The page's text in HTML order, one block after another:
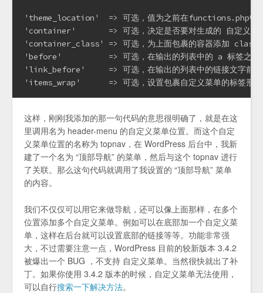
'theme_location'  => 可选，值为之前在functions.php中
'container'       => 可选，决定是否要对生成的 自定义菜单
'container_class' => 可选，为上面包裹的容器添加 class
'before'          => 可选，在输出的列表中的 a 标签之前
'link_before'     => 可选，在输出的列表中的链接文字前面
'items_wrap'      => 可选，设置包裹自定义菜单的标签形
这样，刚刚我添加的那一句代码的意思很明确了，就是在这
里调用名为 header-menu 的自定义菜单位置。而这个自定
义菜单位置的名称为 topnav，在 WordPress 后台中，我新
建了一个名为 “顶部导航” 的菜单，然后与这个 topnav 进行
了关联。那么这句代码就调用了我设置的 “顶部导航” 菜单
的内容。
我们不仅仅可以用它来做导航，还可以像上面那样，在多个
位置添加多个自定义菜单。例如可以在底部加一个自定义菜
单，这样在后台就可以设置底部的链接等等。功能非常强
大，不过需要注意一点，WordPress 目前的较新版本 3.4.2
被爆出一个 BUG ，不支持 自定义菜单。当然很快就出了补
丁。如果你使用 3.4.2 版本的时候，自定义菜单无法使用，
可以自行搜索一下解决方法。